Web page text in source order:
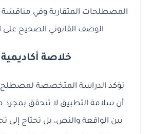
المصطلحات المتقاربة وفي مناقشة
الوصف القانوني الصحيح على
خلاصة أكاديمية
تؤكد الدراسة المتخصصة لمصطلح
أن سلامة التطبيق لا تتحقق بمجرد
بين الواقعة والنص، بل تحتاج إلى